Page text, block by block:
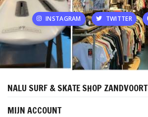
INSTAGRAM TWITTER
NALU SURF & SKATE SHOP ZANDVOORT
MIJN ACCOUNT